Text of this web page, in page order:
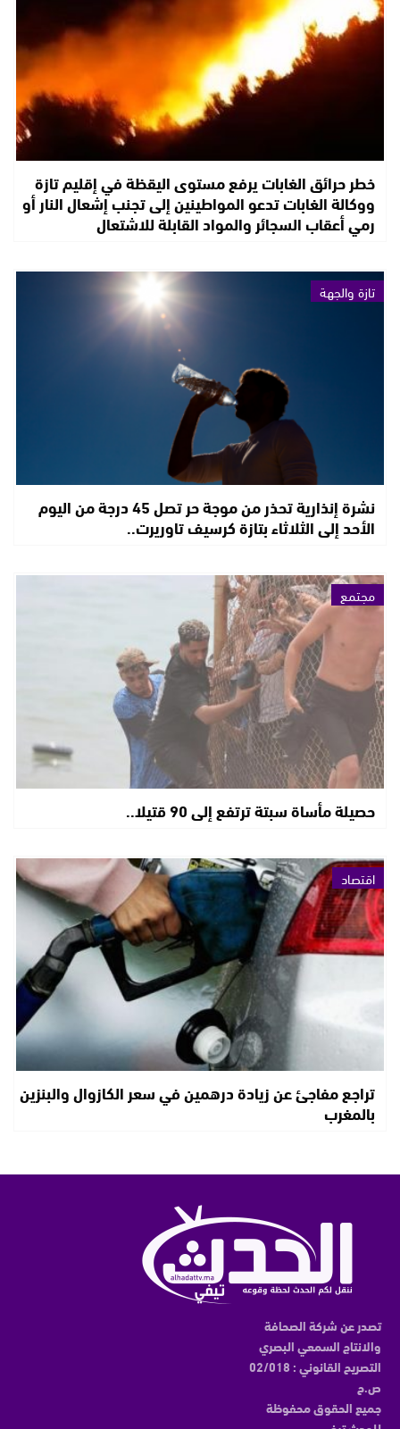
خطر حرائق الغابات يرفع مستوى اليقظة في إقليم تازة
ووكالة الغابات تدعو المواطينين إلى تجنب إشعال النار أو
رمي أعقاب السجائر والمواد القابلة للاشتعال
تازة والجهة
نشرة إنذارية تحذر من موجة حر تصل 45 درجة من اليوم
الأحد إلى الثلاثاء بتازة كرسيف تاوريرت..
مجتمع
حصيلة مأساة سبتة ترتفع إلى 90 قتيلا..
اقتصاد
تراجع مفاجئ عن زيادة درهمين في سعر الكازوال والبنزين
بالمغرب
تصدر عن شركة الصحافة
والانتاج السمعي البصري
التصريح القانوني : 02/018
ص.ح
جميع الحقوق محفوظة